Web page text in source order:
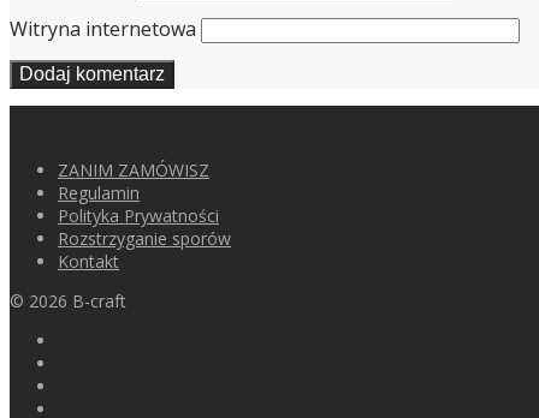
Witryna internetowa
ZANIM ZAMÓWISZ
Regulamin
Polityka Prywatności
Rozstrzyganie sporów
Kontakt
© 2026 B-craft